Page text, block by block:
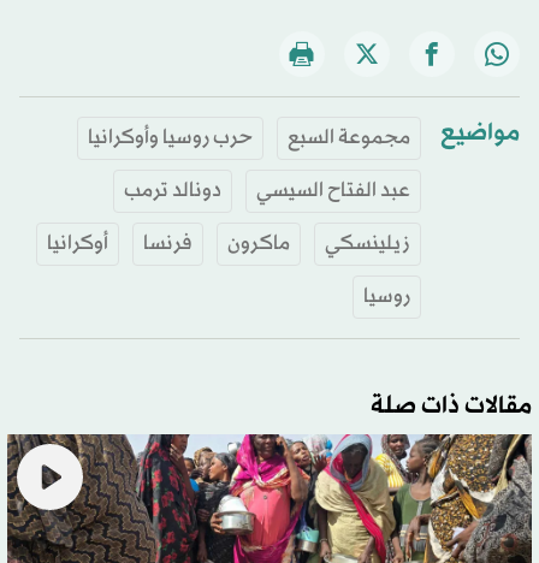
مواضيع مجموعة السبع
حرب روسيا وأوكرانيا
عبد الفتاح السيسي
دونالد ترمب
زيلينسكي
ماكرون فرنسا
أوكرانيا
روسيا
مقالات ذات صلة